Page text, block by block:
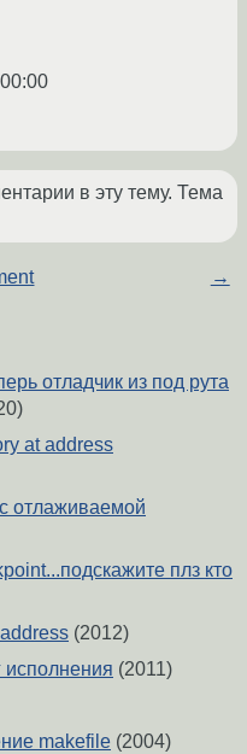
в эту тему. Тема
→
отладчик из под рута
at address
отлаживаемой
плз кто
(2012)
исполнения (2011)
makefile (2004)